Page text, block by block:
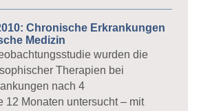
Chronische Erkrankungen
Medizin
wurden die
Therapien bei
nach 4
12 Monaten untersucht – mit